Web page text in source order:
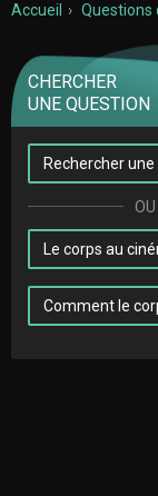
Accueil Questions
CHERCHER
UNE QUESTION